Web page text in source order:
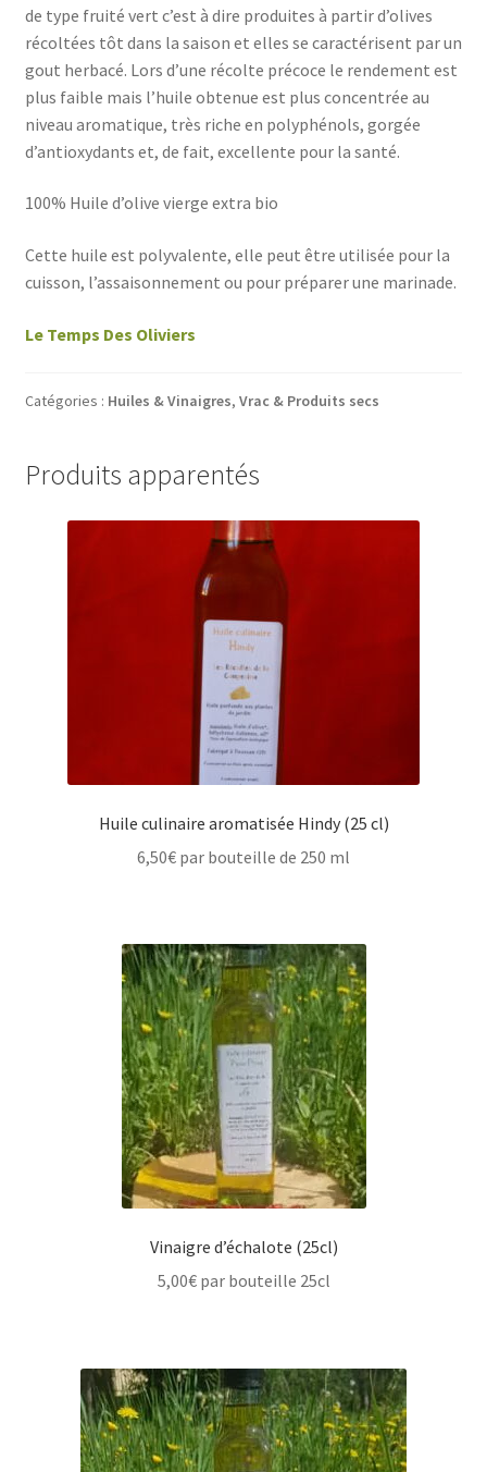
de type fruité vert c’est à dire produites à partir d’olives
récoltées tôt dans la saison et elles se caractérisent par un
gout herbacé. Lors d’une récolte précoce le rendement est
plus faible mais l’huile obtenue est plus concentrée au
niveau aromatique, très riche en polyphénols, gorgée
d’antioxydants et, de fait, excellente pour la santé.
100% Huile d’olive vierge extra bio
Cette huile est polyvalente, elle peut être utilisée pour la
cuisson, l’assaisonnement ou pour préparer une marinade.
Le Temps Des Oliviers
Catégories : Huiles & Vinaigres, Vrac & Produits secs
Produits apparentés
Huile culinaire aromatisée Hindy (25 cl)
6,50€ par bouteille de 250 ml
Vinaigre d’échalote (25cl)
5,00€ par bouteille 25cl